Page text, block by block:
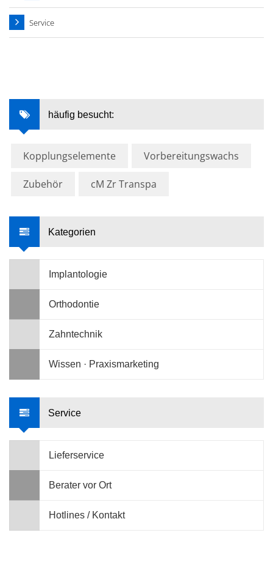
Service
häufig besucht:
Kopplungselemente Vorbereitungswachs
Zubehör cM Zr Transpa
Kategorien
Implantologie
Orthodontie
Zahntechnik
Wissen · Praxismarketing
Service
Lieferservice
Berater vor Ort
Hotlines / Kontakt